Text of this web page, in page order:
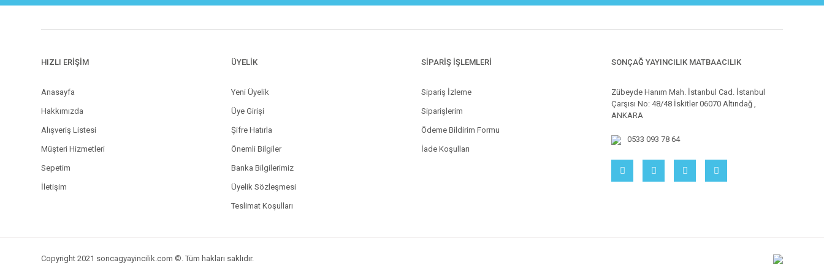
HIZLI ERİŞİM
Anasayfa
Hakkımızda
Alışveriş Listesi
Müşteri Hizmetleri
Sepetim
İletişim
ÜYELİK
Yeni Üyelik
Üye Girişi
Şifre Hatırla
Önemli Bilgiler
Banka Bilgilerimiz
Üyelik Sözleşmesi
Teslimat Koşulları
SİPARİŞ İŞLEMLERİ
Sipariş İzleme
Siparişlerim
Ödeme Bildirim Formu
İade Koşulları
SONÇAĞ YAYINCILIK MATBAACILIK
Zübeyde Hanım Mah. İstanbul Cad. İstanbul
Çarşısı No: 48/48 İskitler 06070 Altındağ ,
ANKARA
0533 093 78 64
Copyright 2021 soncagyayincilik.com ©. Tüm hakları saklıdır.